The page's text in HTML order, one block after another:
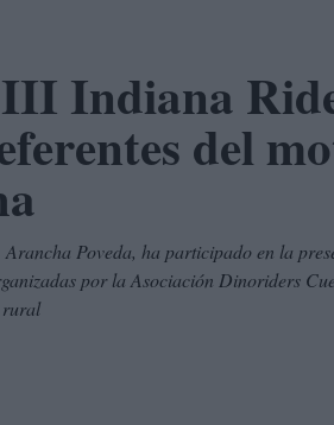
Indiana
del
Poveda, ha participado en la
por la Asociación Dinoriders
rural